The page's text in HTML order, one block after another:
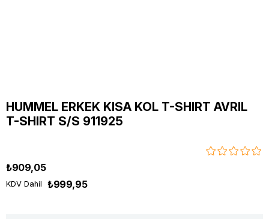
HUMMEL ERKEK KISA KOL T-SHIRT AVRIL
T-SHIRT S/S 911925
₺909,05
KDV Dahil ₺999,95